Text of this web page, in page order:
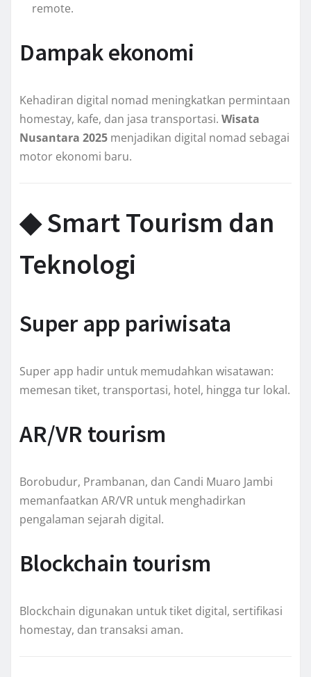
remote.
Dampak ekonomi
Kehadiran digital nomad meningkatkan permintaan
homestay, kafe, dan jasa transportasi. Wisata
Nusantara 2025 menjadikan digital nomad sebagai
motor ekonomi baru.
◆ Smart Tourism dan
Teknologi
Super app pariwisata
Super app hadir untuk memudahkan wisatawan:
memesan tiket, transportasi, hotel, hingga tur lokal.
AR/VR tourism
Borobudur, Prambanan, dan Candi Muaro Jambi
memanfaatkan AR/VR untuk menghadirkan
pengalaman sejarah digital.
Blockchain tourism
Blockchain digunakan untuk tiket digital, sertifikasi
homestay, dan transaksi aman.